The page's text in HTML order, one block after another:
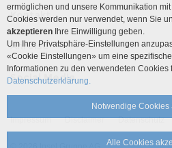
Kontakt
Anreise
Social Media
Impressum Disclaimer Datenschutz
ermöglichen und unsere Kommunikation
Cookies werden nur verwendet, wenn Sie
akzeptieren Ihre Einwilligung geben.
Um Ihre Privatsphäre-Einstellungen
«Cookie Einstellungen» um eine
Informationen zu den verwendeten
Datenschutzerklärung.
Notwendige Cookies
Alle Cookies